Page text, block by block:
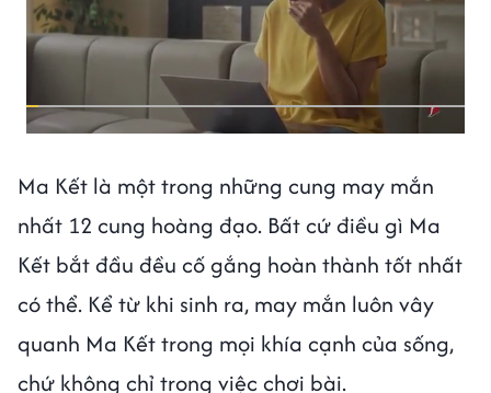
Ma Kết là một trong những cung may mắn
nhất 12 cung hoàng đạo. Bất cứ điều gì Ma
Kết bắt đầu đều cố gắng hoàn thành tốt nhất
có thể. Kể từ khi sinh ra, may mắn luôn vây
quanh Ma Kết trong mọi khía cạnh của sống,
chứ không chỉ trong việc chơi bài.